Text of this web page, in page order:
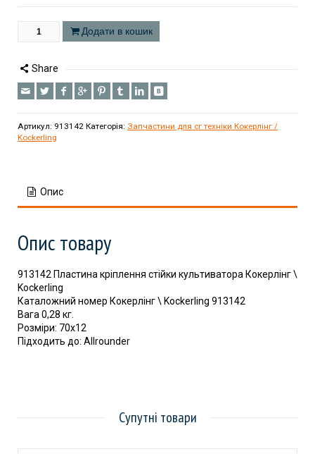
Додати в кошик
Share
Артикул: 913142 Категорія: Запчастини для сг техніки Кокерлінг /
Kockerling
Опис
Опис товару
913142 Пластина кріплення стійки культиватора Кокерлінг \
Kockerling
Каталожний номер Кокерлінг \ Kockerling 913142
Вага 0,28 кг.
Розміри: 70х12
Підходить до: Allrounder
Супутні товари